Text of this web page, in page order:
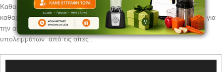
Καθαριστικό εργαλείο που αποτελείται από μια κεφαλή με πινέλο
καθαρισμού και από μια κεφαλή ξύστρας καθαρισμού από ατσάλι για
την αποτελεσματική και εύκολη αφαίρεση του πολτού και των
υπολειμμάτων από τις σίτες .